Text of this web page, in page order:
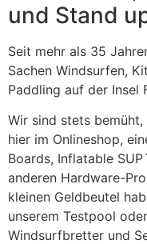
und Stand
Seit mehr als 35
Sachen Windsurfen,
Paddling auf der Insel
Wir sind stets
hier im Onlineshop,
Boards, Inflatable
anderen Hardware-
kleinen Geldbeutel
unserem Testpool
Windsurfbretter und